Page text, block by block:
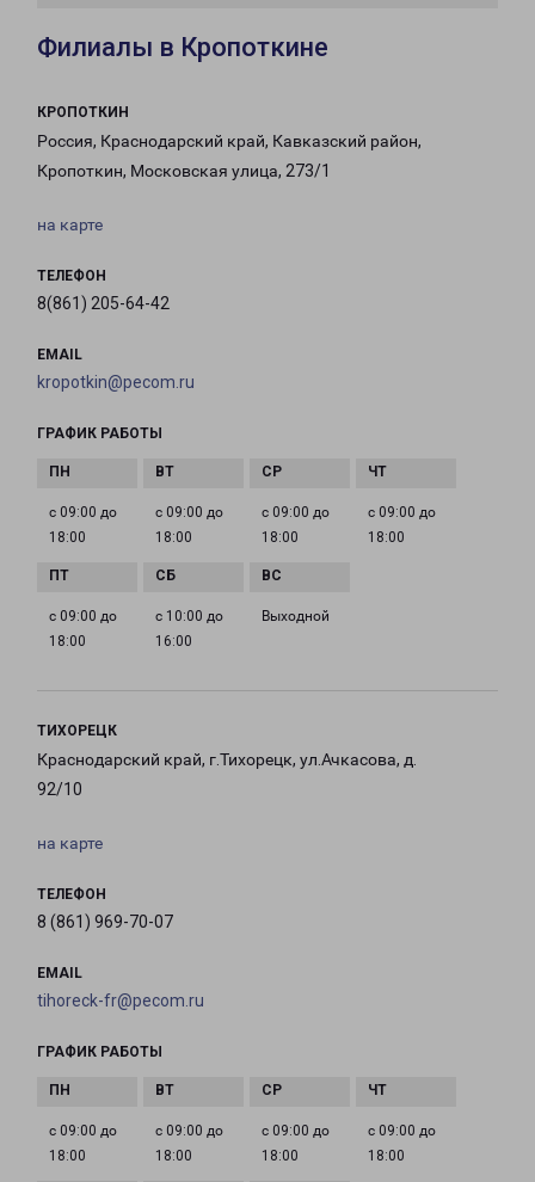
Филиалы в Кропоткине
КРОПОТКИН
Россия, Краснодарский край, Кавказский район,
Кропоткин, Московская улица, 273/1
на карте
ТЕЛЕФОН
8(861) 205-64-42
EMAIL
kropotkin@pecom.ru
ГРАФИК РАБОТЫ
с 09:00 до
18:00
с 09:00 до
18:00
с 09:00 до
18:00
с 09:00 до
18:00
с 09:00 до
18:00
с 10:00 до
16:00
Выходной
ТИХОРЕЦК
Краснодарский край, г.Тихорецк, ул.Ачкасова, д.
92/10
на карте
ТЕЛЕФОН
8 (861) 969-70-07
EMAIL
tihoreck-fr@pecom.ru
ГРАФИК РАБОТЫ
с 09:00 до
18:00
с 09:00 до
18:00
с 09:00 до
18:00
с 09:00 до
18:00